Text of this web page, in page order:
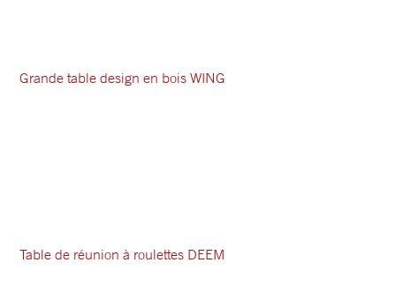
Grande table design en bois WING
Table de réunion à roulettes DEEM